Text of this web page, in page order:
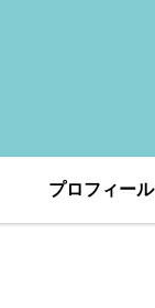
プロフィール